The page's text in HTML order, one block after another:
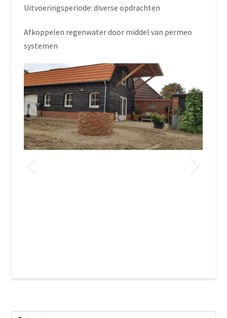
Uitvoeringsperiode: diverse opdrachten
Afkoppelen regenwater door middel van permeo
systemen